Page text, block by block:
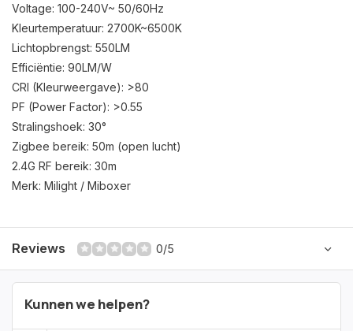
Voltage: 100-240V~ 50/60Hz
Kleurtemperatuur: 2700K~6500K
Lichtopbrengst: 550LM
Efficiëntie: 90LM/W
CRI (Kleurweergave): >80
PF (Power Factor): >0.55
Stralingshoek: 30°
Zigbee bereik: 50m (open lucht)
2.4G RF bereik: 30m
Merk: Milight / Miboxer
Reviews 0/5
Kunnen we helpen?